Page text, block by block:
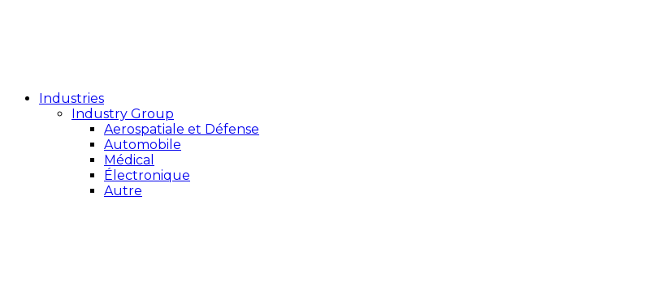
Industries
Industry Group
Aerospatiale et Défense
Automobile
Médical
Électronique
Autre